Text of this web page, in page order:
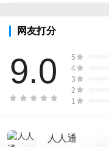
网友打分
9.0
5
4
3
2
1
人人通